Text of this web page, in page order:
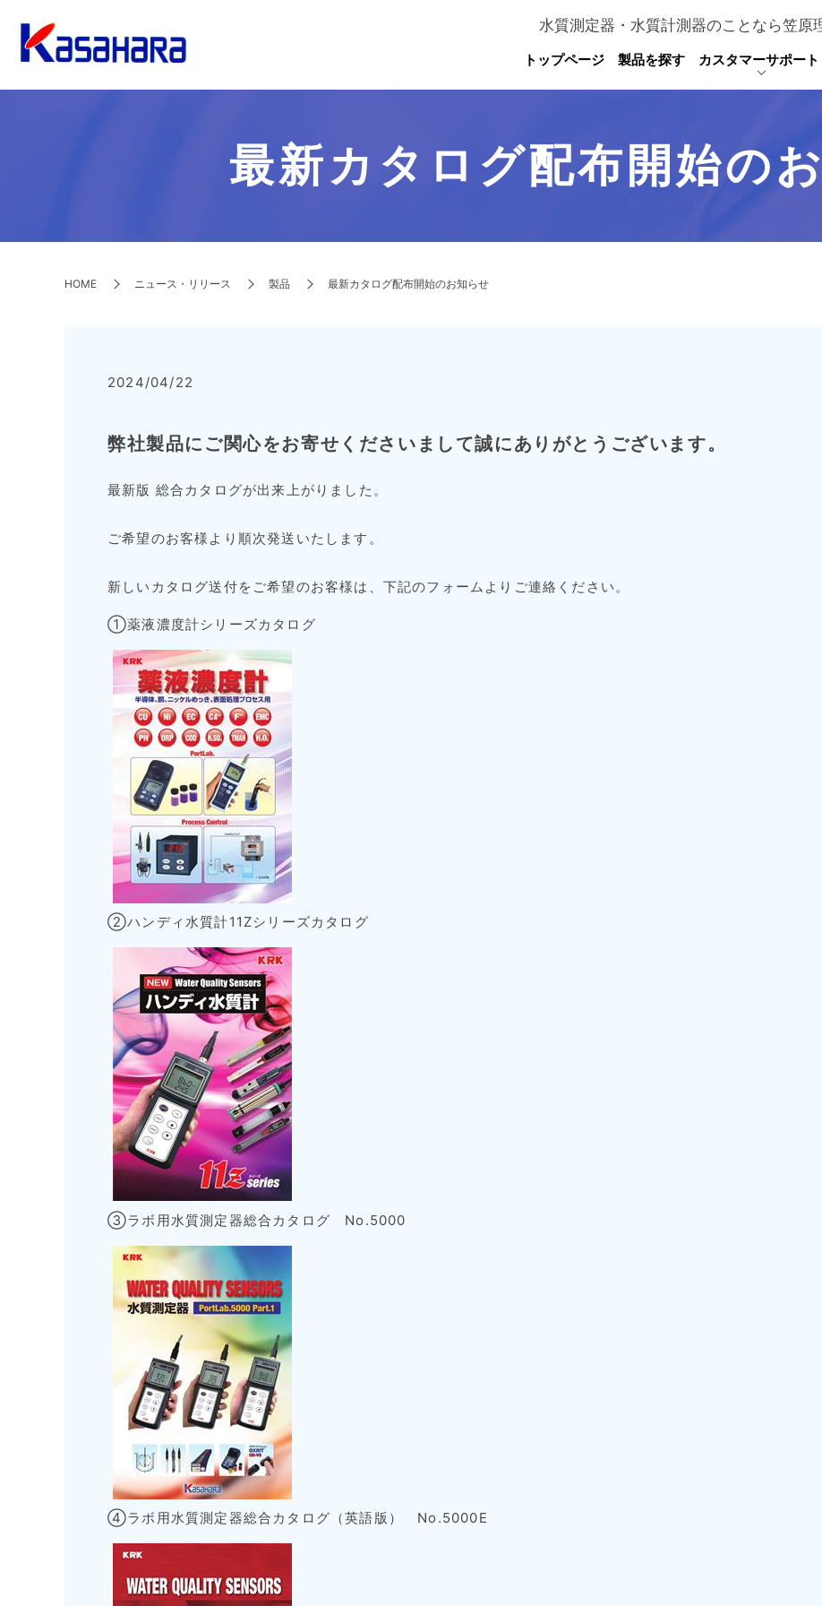
トップページ 製品を探す カスタマーサポート
水質測定器・水質計測器のことなら笠原
最新カタログ配布開始の
HOME ニュース・リリース 製品 最新カタログ配布開始のお知らせ
2024/04/22
弊社製品にご関心をお寄せくださいまして誠にありがとうございます。
最新版 総合カタログが出来上がりました。
ご希望のお客様より順次発送いたします。
新しいカタログ送付をご希望のお客様は、下記のフォームよりご連絡ください。
①薬液濃度計シリーズカタログ
②ハンディ水質計11Zシリーズカタログ
③ラボ用水質測定器総合カタログ No.5000
④ラボ用水質測定器総合カタログ（英語版） No.5000E